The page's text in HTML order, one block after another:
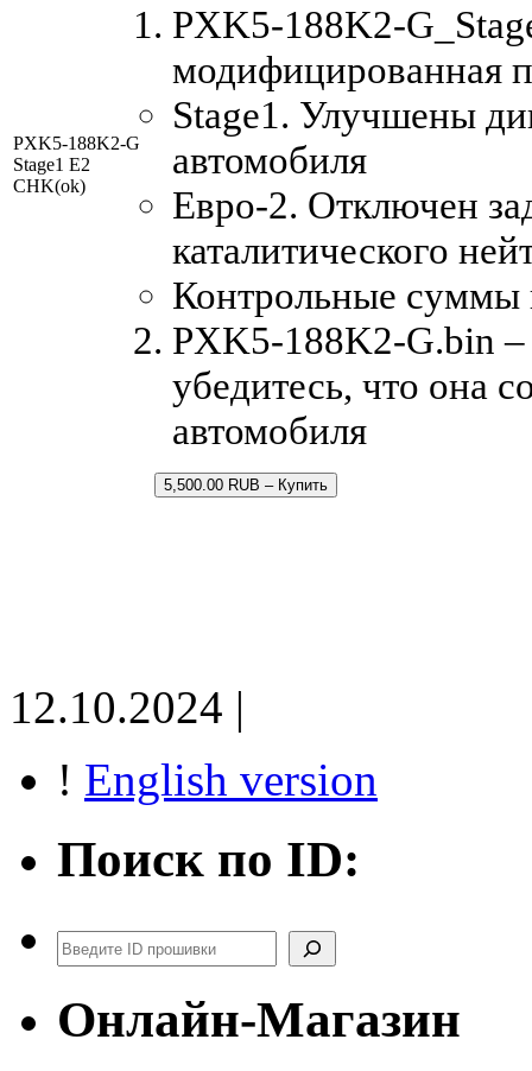
PXK5-188K2-G
Stage1 E2
CHK(ok)
PXK5-188K2-
модифицированная
Stage1. Улучшены
автомобиля
Евро-2. Отключен
каталитического
Контрольные суммы
PXK5-188K2-G.bin –
убедитесь, что она
автомобиля
5,500.00 RUB – Купить
12.10.2024 |
! English version
Поиск по ID:
Поиск
Онлайн-Магазин